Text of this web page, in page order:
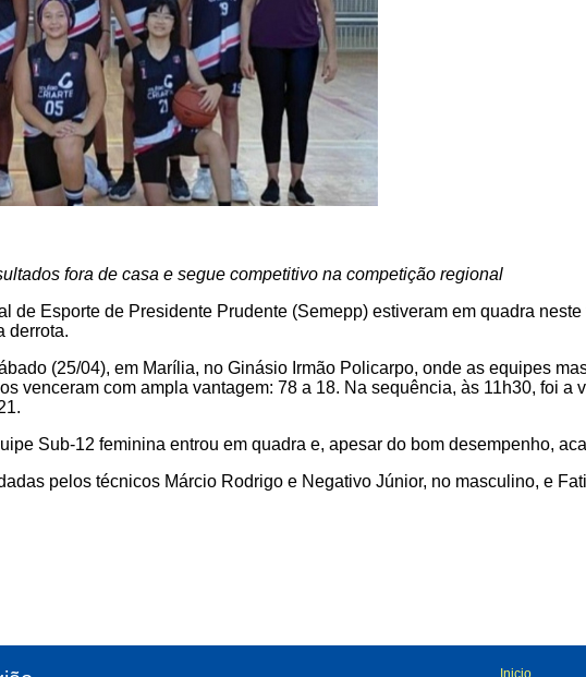
fora de casa e segue competitivo na competição regional
de Esporte de Presidente Prudente (Semepp) estiveram em quadra
derrota.
(25/04), em Marília, no Ginásio Irmão Policarpo, onde as equipes
venceram com ampla vantagem: 78 a 18. Na sequência, às 11h30, foi
Sub-12 feminina entrou em quadra e, apesar do bom desempenho,
pelos técnicos Márcio Rodrigo e Negativo Júnior, no masculino, e
Inicio